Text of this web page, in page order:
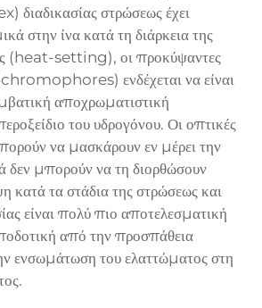
διαδικασίας στρώσεως έχει
στην ίνα κατά τη διάρκεια της
(heat-setting), οι προκύψαντες
(chromophores) ενδέχεται να είναι
αποχρωματιστική
του υδρογόνου. Οι οπτικές
να μασκάρουν εν μέρει την
δεν μπορούν να τη διορθώσουν
κατά τα στάδια της στρώσεως και
είναι πολύ πιο αποτελεσματική
από την προσπάθεια
ενσωμάτωση του ελαττώματος στη